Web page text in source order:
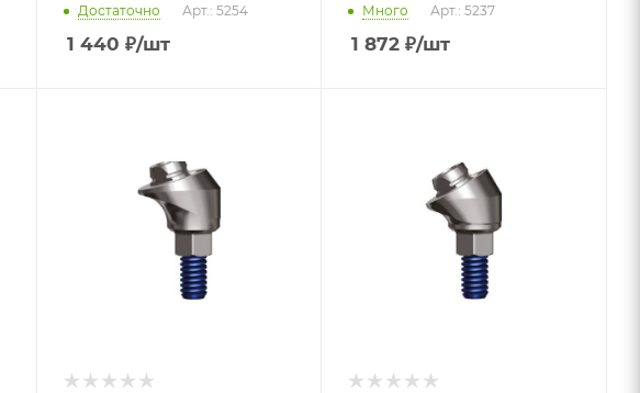
Достаточно Арт.: 5254
1 440 ₽/шт
Много Арт.: 5237
1 872 ₽/шт